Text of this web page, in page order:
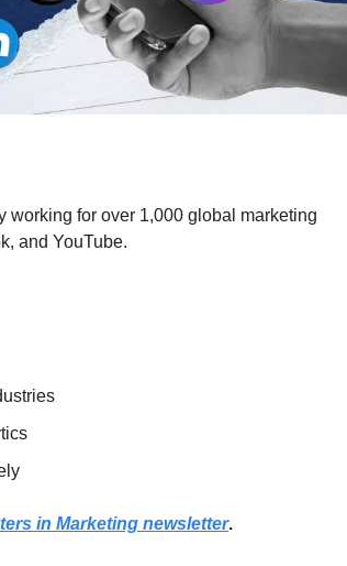
working for over 1,000 global marketing
and YouTube.
in Marketing newsletter.